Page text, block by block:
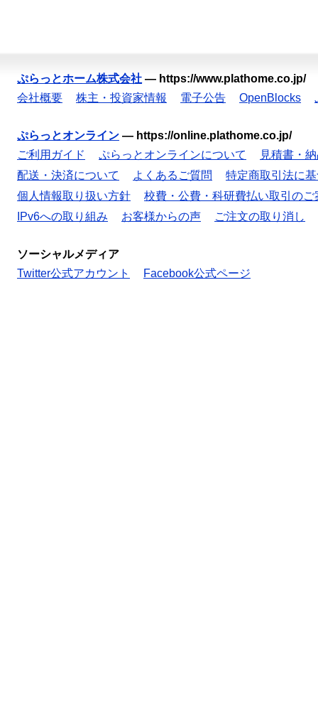
ぷらっとホーム株式会社 — https://www.plathome.co.jp/
会社概要
株主・投資家情報 電子公告 OpenBlocks
ぷらっとオンライン — https://online.plathome.co.jp/
ご利用ガイド
ぷらっとオンラインについて
見積書・
配送・決済について
よくあるご質問
特定商取引法に
個人情報取り扱い方針
校費・公費・科研費払い取引のご
IPv6への取り組み
お客様からの声 ご注文の取り消し
ソーシャルメディア
Twitter公式アカウント
Facebook公式ページ